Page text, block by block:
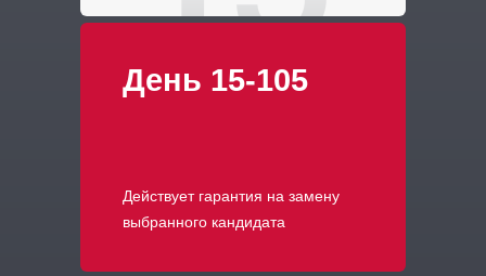
День 15-105
Действует гарантия на замену
выбранного кандидата